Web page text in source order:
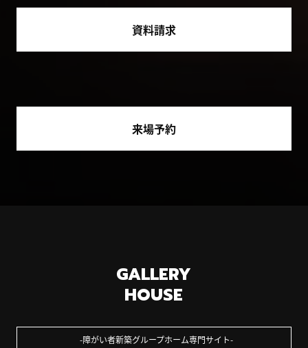
資料請求
来場予約
GALLERY
HOUSE
障がい者新築グループホーム専門サイト